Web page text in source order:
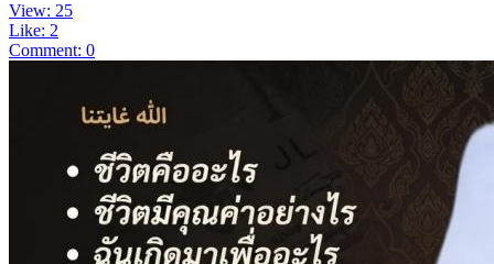
View: 25
Like: 2
Comment: 0